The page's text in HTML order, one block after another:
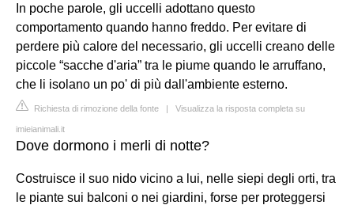
In poche parole, gli uccelli adottano questo
comportamento quando hanno freddo. Per evitare di
perdere più calore del necessario, gli uccelli creano delle
piccole “sacche d'aria” tra le piume quando le arruffano,
che li isolano un po' di più dall'ambiente esterno.
Richiesta di rimozione della fonte | Visualizza la risposta completa su
imieianimali.it
Dove dormono i merli di notte?
Costruisce il suo nido vicino a lui, nelle siepi degli orti, tra
le piante sui balconi o nei giardini, forse per proteggersi